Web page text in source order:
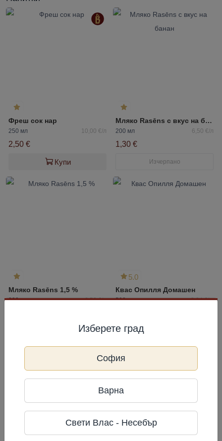
Фреш сок нар
250 мл 10,00 €/л
2,50 €
Купи
Мляко Rasēns с вкус на банан
200 мл 6,50 €/л
1,30 €
Изчерпано
Мляко Rasēns 1,5 %
200 мл 6,50 €/л
5.0
Квас Опилля Домашен
500 г 2,04 €/кг
Изберете град
София
Варна
Свети Влас - Несебър